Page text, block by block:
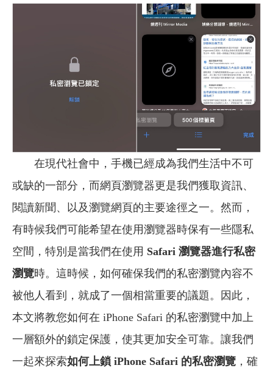
在現代社會中，手機已經成為我們生活中不可
或缺的一部分，而網頁瀏覽器更是我們獲取資訊、
閱讀新聞、以及瀏覽網頁的主要途徑之一。然而，
有時候我們可能希望在使用瀏覽器時保有一些隱私
空間，特別是當我們在使用 Safari 瀏覽器進行私密
瀏覽時。這時候，如何確保我們的私密瀏覽內容不
被他人看到，就成了一個相當重要的議題。因此，
本文將教您如何在 iPhone Safari 的私密瀏覽中加上
一層額外的鎖定保護，使其更加安全可靠。讓我們
一起來探索如何上鎖 iPhone Safari 的私密瀏覽 ，確